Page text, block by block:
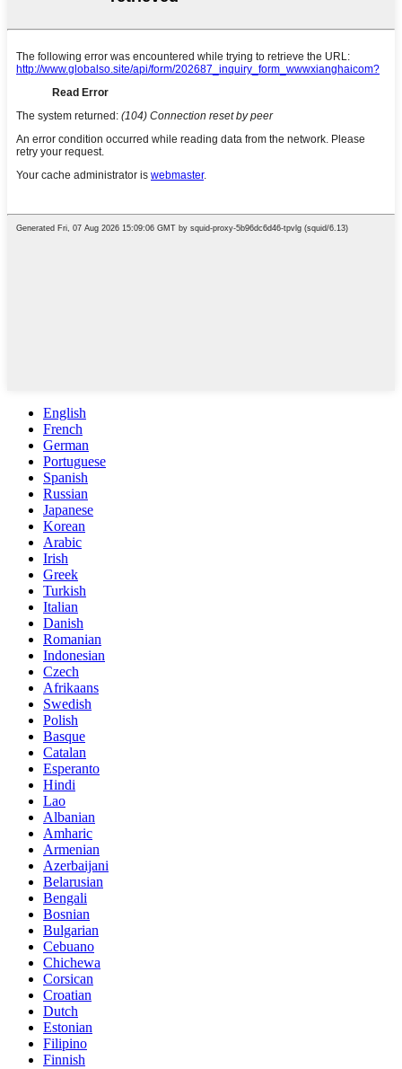
English
French
German
Portuguese
Spanish
Russian
Japanese
Korean
Arabic
Irish
Greek
Turkish
Italian
Danish
Romanian
Indonesian
Czech
Afrikaans
Swedish
Polish
Basque
Catalan
Esperanto
Hindi
Lao
Albanian
Amharic
Armenian
Azerbaijani
Belarusian
Bengali
Bosnian
Bulgarian
Cebuano
Chichewa
Corsican
Croatian
Dutch
Estonian
Filipino
Finnish